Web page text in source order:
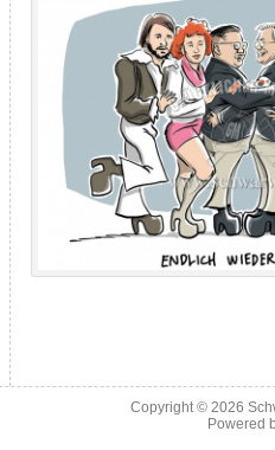
Copyright © 2026
Powered